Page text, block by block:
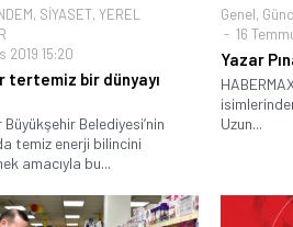
, SİYASET, YEREL
2019 15:20
tertemiz bir dünyayı
Belediyesi’nin
temiz enerji bilincini
amacıyla bu...
Genel,
16
Yazar
Uzun...